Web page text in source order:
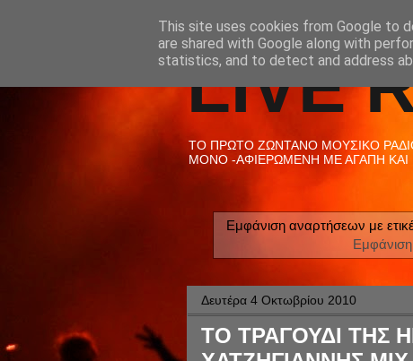
LIVE
ΤΟ ΠΡΩΤΟ ΖΩΝΤΑΝΟ ΜΟΥΣΙΚΟ
ΜΟΝΟ -ΑΦΙΕΡΩΜΕΝΗ ΜΕ ΑΓΑΠΗ ΚΑΙ
Εμφάνιση αναρτήσεων με
Δευτέρα 4 Οκτωβρίου 2010
ΤΟ ΤΡΑΓΟΥΔΙ ΤΗΣ
This site uses cookies from Google to
are shared with Google along with
statistics, and to detect and address